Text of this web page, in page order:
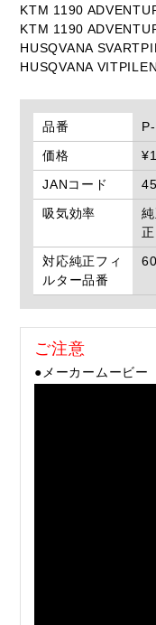
KTM 1190
KTM 1190
HUSQVANA
HUSQVANA
品番
価格
JANコード
吸気効率
対応純正フィ
ルター品番
ご注意
●メーカームービー